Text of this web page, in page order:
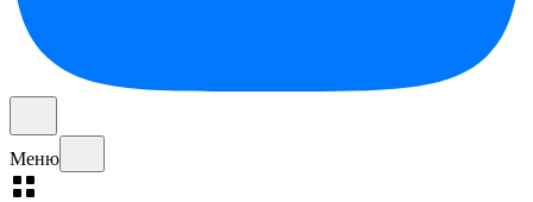
Меню